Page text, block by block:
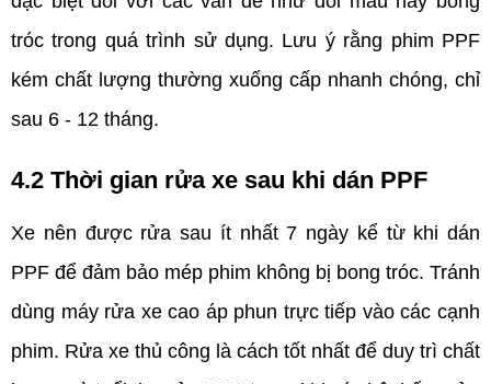
tróc trong quá trình sử dụng. Lưu ý rằng phim PPF
kém chất lượng thường xuống cấp nhanh chóng, chỉ
sau 6 - 12 tháng.
4.2 Thời gian rửa xe sau khi dán PPF
Xe nên được rửa sau ít nhất 7 ngày kể từ khi dán
PPF để đảm bảo mép phim không bị bong tróc. Tránh
dùng máy rửa xe cao áp phun trực tiếp vào các cạnh
phim. Rửa xe thủ công là cách tốt nhất để duy trì chất